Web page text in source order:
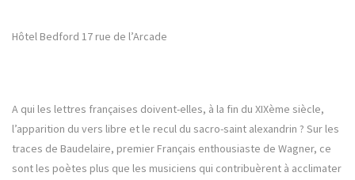
Hôtel Bedford 17 rue de l’Arcade
A qui les lettres françaises doivent-elles, à la fin du XIXème siècle,
l’apparition du vers libre et le recul du sacro-saint alexandrin ? Sur les
traces de Baudelaire, premier Français enthousiaste de Wagner, ce
sont les poètes plus que les musiciens qui contribuèrent à acclimater